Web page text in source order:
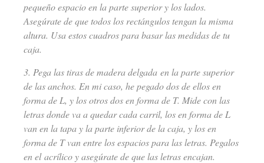
pequeño espacio en la parte superior y los lados.
Asegúrate de que todos los rectángulos tengan la misma
altura. Usa estos cuadros para basar las medidas de tu
caja.
3. Pega las tiras de madera delgada en la parte superior
de las anchos. En mi caso, he pegado dos de ellos en
forma de L, y los otros dos en forma de T. Mide con las
letras donde va a quedar cada carril, los en forma de L
van en la tapa y la parte inferior de la caja, y los en
forma de T van entre los espacios para las letras. Pegalos
en el acrílico y asegúrate de que las letras encajan.